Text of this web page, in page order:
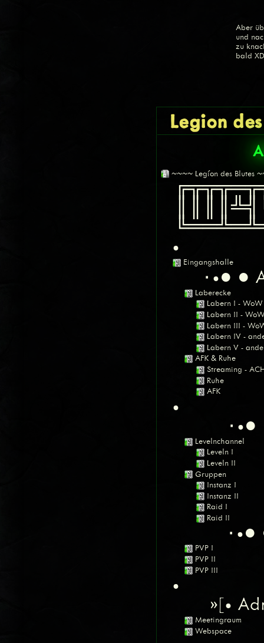
Aber
und
zu
bald
Legion
~~~~ Legíon des Blutes
•
Eingangshalle
Laberecke
Labern I - WoW
Labern II -
Labern III -
Labern IV -
Labern V -
AFK & Ruhe
Streaming -
Ruhe
AFK
•
Levelnchannel
Leveln I
Leveln II
Gruppen
Instanz I
Instanz II
Raid I
Raid II
PVP I
PVP II
PVP III
•
»[•
Meetingraum
Webspace